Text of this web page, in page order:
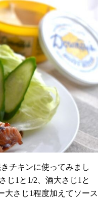
チキンに使ってみまし
じ1と1/2、酒大さじ1と
大さじ1程度加えてソース